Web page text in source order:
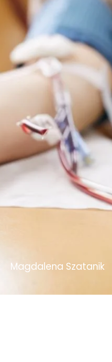
Magdalena Szatanik